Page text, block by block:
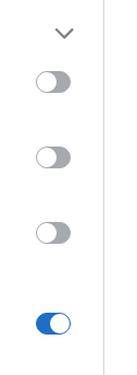
gratis.